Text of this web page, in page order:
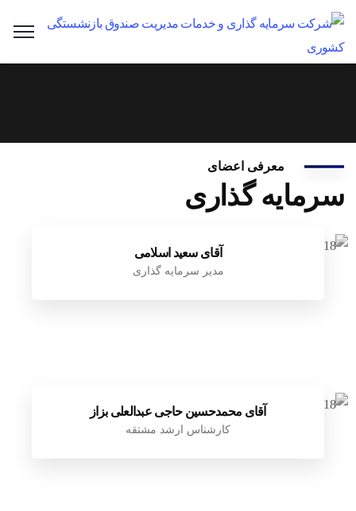
معرفی اعضای
سرمایه گذاری
آقای سعید اسلامی
مدیر سرمایه گذاری
آقای محمدحسین حاجی عبدالعلی بزاز
کارشناس ارشد مشتقه